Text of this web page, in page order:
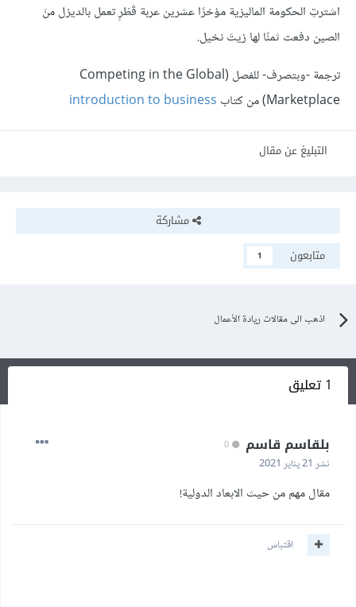
اشترتِ الحكومة الماليزية مؤخرًا عشرين عربة قَطْرٍ تعمل بالديزل منَ
الصين دفعت ثمنًا لها زيتَ نخيل.
ترجمة -وبتصرف- للفصل (Competing in the Global
Marketplace) من كتاب
introduction to business
التبليغ عن مقال
مشاركة
متابعون
1
اذهب الى مقالات ريادة الأعمال
1 تعليق
بلقاسم قاسم
نشر 21 يناير 2021
مقال مهم من حيث الابعاد الدولية!
اقتباس